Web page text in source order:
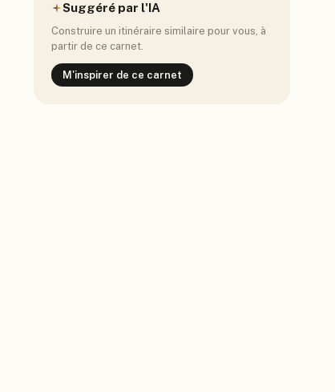
Suggéré par l'IA
Construire un itinéraire similaire pour vous, à
partir de ce carnet.
M'inspirer de ce carnet